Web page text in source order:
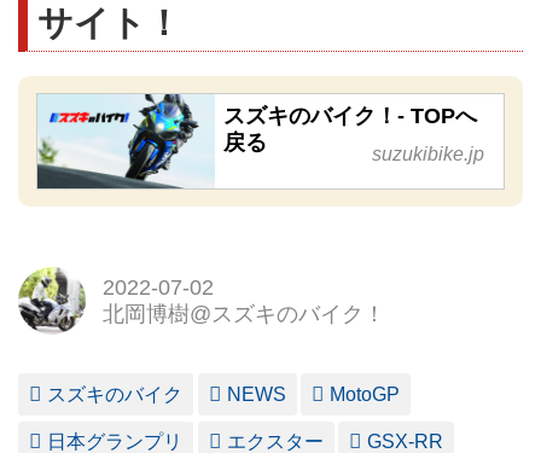
サイト！
スズキのバイク！- TOPへ
戻る
suzukibike.jp
2022-07-02
北岡博樹@スズキのバイク！
スズキのバイク NEWS MotoGP
日本グランプリ エクスター GSX-RR